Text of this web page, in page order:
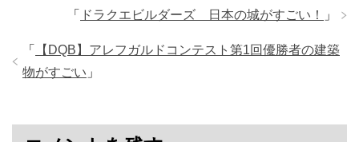
「 ドラクエビルダーズ 日本の城がすごい！ 」
「
【DQB】アレフガルドコンテスト第1回優勝者の建築
物がすごい 」